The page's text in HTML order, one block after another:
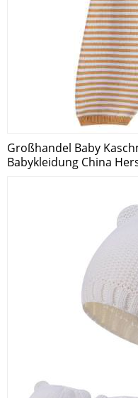
Großhandel Baby
Babykleidung China